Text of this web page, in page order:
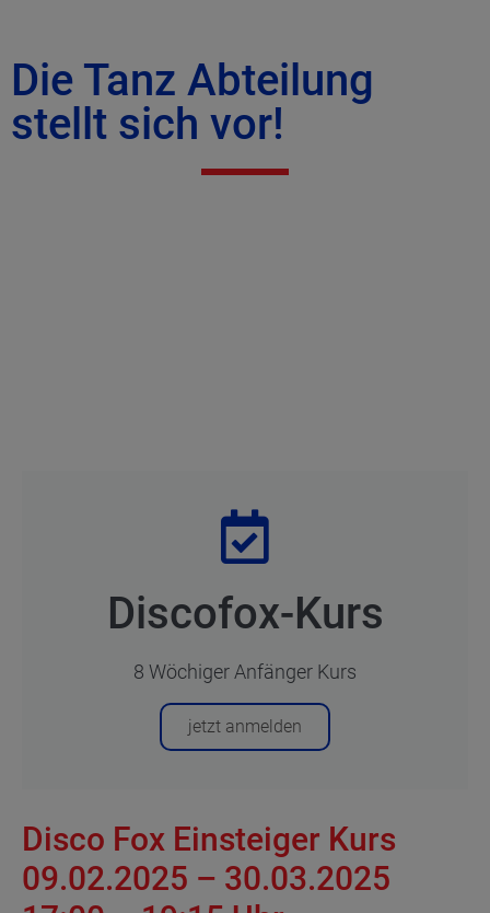
Die Tanz Abteilung
stellt sich vor!
Discofox-Kurs
8 Wöchiger Anfänger Kurs
jetzt anmelden
Disco Fox Einsteiger Kurs
09.02.2025 – 30.03.2025